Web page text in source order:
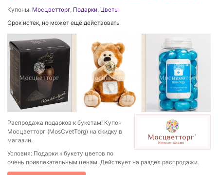
Купоны: Мосцветторг Подарки Цветы
Срок истек, но может ещё действовать
Распродажа подарков к букетам! Купон
Мосцветторг (MosCvetTorg) на скидку в
магазин.
Условия: Подарки к букету цветов по
очень привлекательным ценам. Действует на раздел распродажи.